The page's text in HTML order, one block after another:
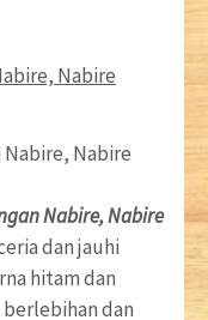
Nabire, Nabire
Nabire, Nabire
dan jauhi
hitam dan
dan